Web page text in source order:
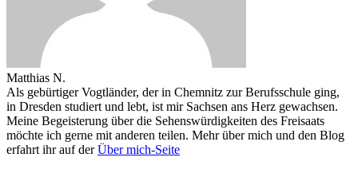
Matthias N.
Als gebürtiger Vogtländer, der in Chemnitz zur Berufsschule ging,
in Dresden studiert und lebt, ist mir Sachsen ans Herz gewachsen.
Meine Begeisterung über die Sehenswürdigkeiten des Freisaats
möchte ich gerne mit anderen teilen. Mehr über mich und den Blog
erfahrt ihr auf derÜber mich-Seite